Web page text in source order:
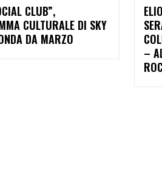
CLUB”,
CULTURALE DI SKY
DA MARZO
–